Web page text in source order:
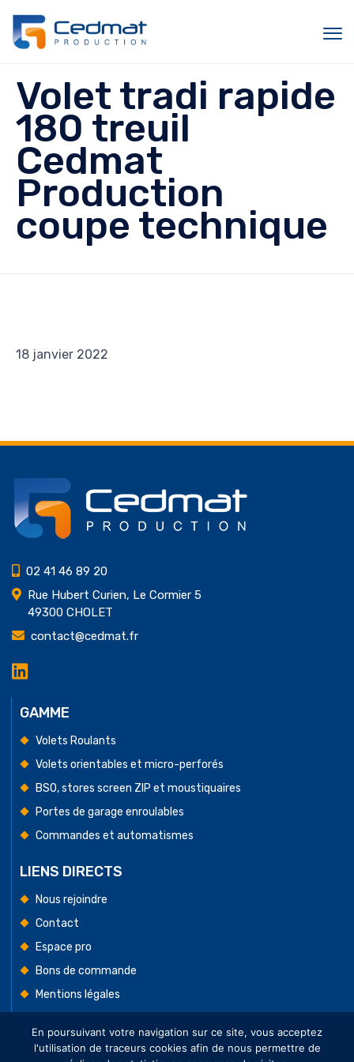
Volet tradi rapide
180 treuil
Cedmat
Production
coupe technique
18 janvier 2022
02 41 46 89 20
Rue Hubert Curien, Le Cormier 5
49300 CHOLET
contact@cedmat.fr
LinkedIn
Cedmat
Production
GAMME
Volets Roulants
Volets orientables et micro-perforés
BSO, stores screen ZIP et moustiquaires
Portes de garage enroulables
Commandes et automatismes
LIENS DIRECTS
Nous rejoindre
Contact
Espace pro
Bons de commande
Mentions légales
En poursuivant votre navigation sur ce site, vous acceptez
l'utilisation de traceurs cookies afin de nous permettre de